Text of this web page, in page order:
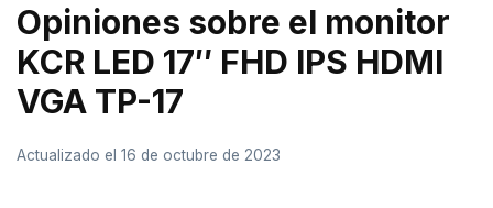
Opiniones sobre el monitor
KCR LED 17″ FHD IPS HDMI
VGA TP-17
Actualizado el 16 de octubre de 2023